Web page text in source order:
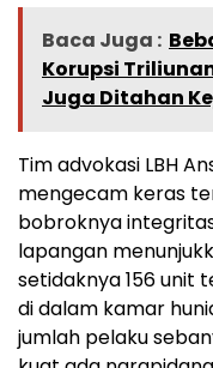
Baca Juga :
Korupsi
Juga Ditahan
Tim advokasi LBH
mengecam keras
bobroknya
lapangan
setidaknya 156 unit
di dalam kamar
jumlah pelaku